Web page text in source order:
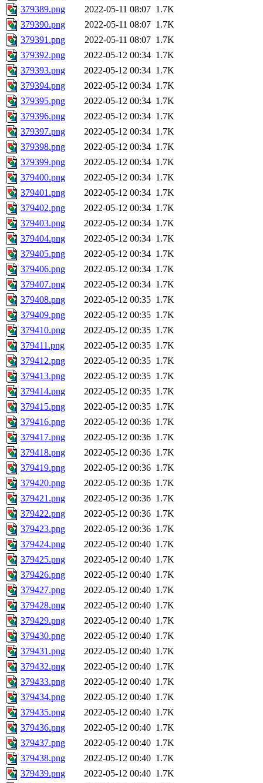
379389.png
2022-05-11 08:07 1.7K
379390.png
2022-05-11 08:07 1.7K
379391.png
2022-05-11 08:07 1.7K
379392.png
2022-05-12 00:34 1.7K
379393.png
2022-05-12 00:34 1.7K
379394.png
2022-05-12 00:34 1.7K
379395.png
2022-05-12 00:34 1.7K
379396.png
2022-05-12 00:34 1.7K
379397.png
2022-05-12 00:34 1.7K
379398.png
2022-05-12 00:34 1.7K
379399.png
2022-05-12 00:34 1.7K
379400.png
2022-05-12 00:34 1.7K
379401.png
2022-05-12 00:34 1.7K
379402.png
2022-05-12 00:34 1.7K
379403.png
2022-05-12 00:34 1.7K
379404.png
2022-05-12 00:34 1.7K
379405.png
2022-05-12 00:34 1.7K
379406.png
2022-05-12 00:34 1.7K
379407.png
2022-05-12 00:34 1.7K
379408.png
2022-05-12 00:35 1.7K
379409.png
2022-05-12 00:35 1.7K
379410.png
2022-05-12 00:35 1.7K
379411.png
2022-05-12 00:35 1.7K
379412.png
2022-05-12 00:35 1.7K
379413.png
2022-05-12 00:35 1.7K
379414.png
2022-05-12 00:35 1.7K
379415.png
2022-05-12 00:35 1.7K
379416.png
2022-05-12 00:36 1.7K
379417.png
2022-05-12 00:36 1.7K
379418.png
2022-05-12 00:36 1.7K
379419.png
2022-05-12 00:36 1.7K
379420.png
2022-05-12 00:36 1.7K
379421.png
2022-05-12 00:36 1.7K
379422.png
2022-05-12 00:36 1.7K
379423.png
2022-05-12 00:36 1.7K
379424.png
2022-05-12 00:40 1.7K
379425.png
2022-05-12 00:40 1.7K
379426.png
2022-05-12 00:40 1.7K
379427.png
2022-05-12 00:40 1.7K
379428.png
2022-05-12 00:40 1.7K
379429.png
2022-05-12 00:40 1.7K
379430.png
2022-05-12 00:40 1.7K
379431.png
2022-05-12 00:40 1.7K
379432.png
2022-05-12 00:40 1.7K
379433.png
2022-05-12 00:40 1.7K
379434.png
2022-05-12 00:40 1.7K
379435.png
2022-05-12 00:40 1.7K
379436.png
2022-05-12 00:40 1.7K
379437.png
2022-05-12 00:40 1.7K
379438.png
2022-05-12 00:40 1.7K
379439.png
2022-05-12 00:40 1.7K